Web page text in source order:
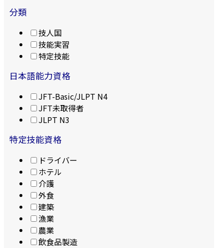
分類
技人国
技能実習
特定技能
日本語能力資格
JFT-Basic/JLPT N4
JFT未取得者
JLPT N3
特定技能資格
ドライバー
ホテル
介護
外食
建築
漁業
農業
飲食品製造